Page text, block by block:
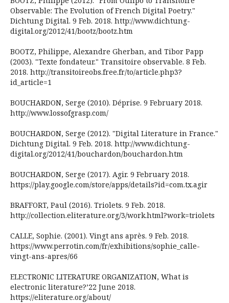
Observable: The Evolution of French Digital Poetry."
Dichtung Digital. 9 Feb. 2018. http://www.dichtung-
digital.org/2012/41/bootz/bootz.htm
BOOTZ, Philippe, Alexandre Gherban, and Tibor Papp
(2003). "Texte fondateur." Transitoire observable. 8 Feb.
2018. http://transitoireobs.free.fr/to/article.php3?
id_article=1
BOUCHARDON, Serge (2010). Déprise. 9 February 2018.
http://www.lossofgrasp.com/
BOUCHARDON, Serge (2012). "Digital Literature in France."
Dichtung Digital. 9 Feb. 2018. http://www.dichtung-
digital.org/2012/41/bouchardon/bouchardon.htm
BOUCHARDON, Serge (2017). Agir. 9 February 2018.
https://play.google.com/store/apps/details?id=com.tx.agir
BRAFFORT, Paul (2016). Triolets. 9 Feb. 2018.
http://collection.eliterature.org/3/work.html?work=triolets
CALLE, Sophie. (2001). Vingt ans après. 9 Feb. 2018.
https://www.perrotin.com/fr/exhibitions/sophie_calle-
vingt-ans-apres/66
ELECTRONIC LITERATURE ORGANIZATION, What is
electronic literature?’22 June 2018.
https://eliterature.org/about/